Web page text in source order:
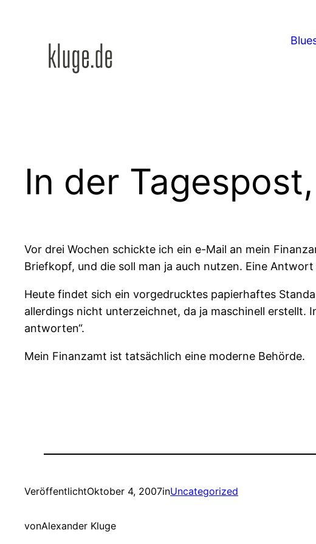
springen
In der
Vor drei Wochen schickte ich ein e-Mail an mein
Briefkopf, und die soll man ja auch nutzen. Eine
Heute findet sich ein vorgedrucktes papierhaftes
allerdings nicht unterzeichnet, da ja maschinell erstellt.
antworten“.
Mein Finanzamt ist tatsächlich eine moderne Behörde.
VeröffentlichtOktober 4, 2007inUncategorized
vonAlexander Kluge